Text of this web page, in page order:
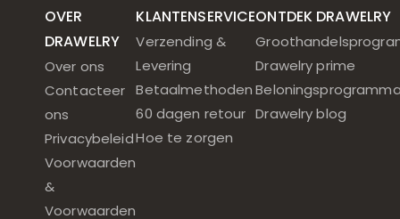
OVER
DRAWELRY
Over ons
Contacteer
ons
Privacybeleid
Voorwaarden
&
Voorwaarden
KLANTENSERVICE
Verzending &
Levering
Betaalmethoden
60 dagen retour
Hoe te zorgen
ONTDEK DRAWELRY
Drawelry prime
Drawelry blog